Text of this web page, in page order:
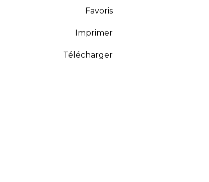
Favoris
Imprimer
Télécharger